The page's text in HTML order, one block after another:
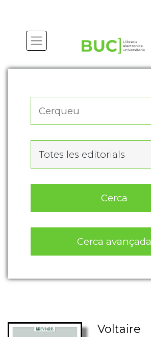
Totes les editorials
Cerca
Cerca avançada
Voltaire